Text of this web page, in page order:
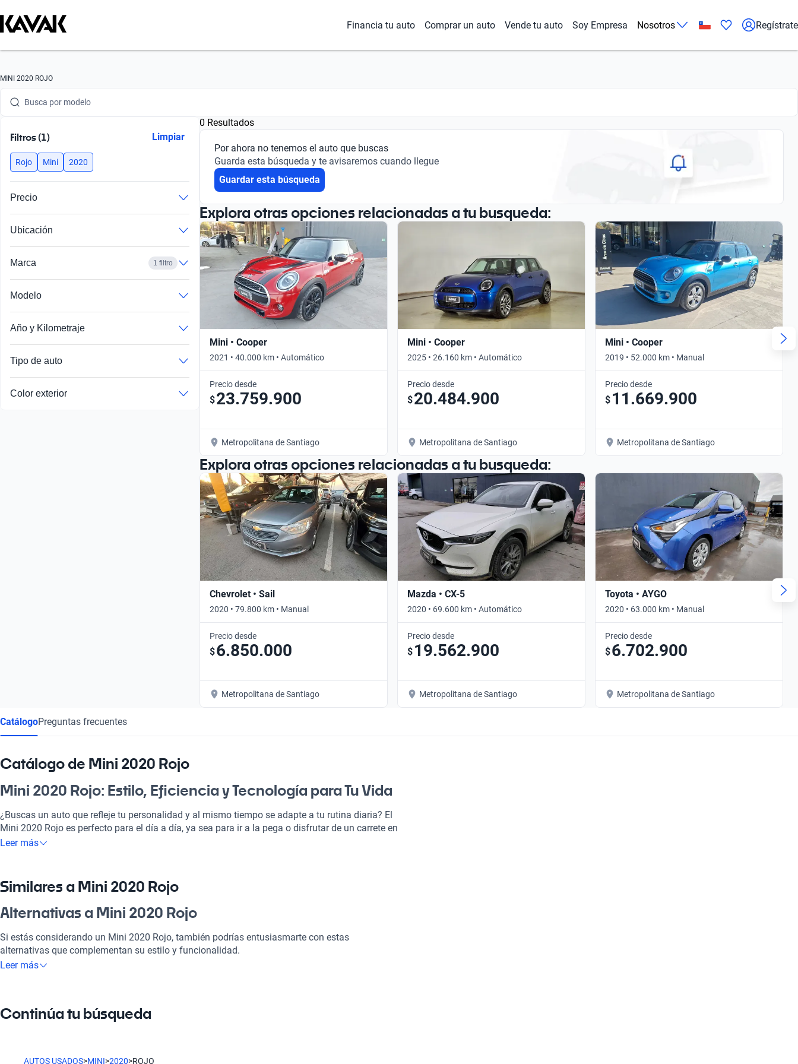
Financia tu auto Comprar un auto Vende tu auto Soy Empresa Nosotros Regístrate
MINI 2020 ROJO
Busca por marca
Busca por modelo
Busca por año
Busca por marca
Busca por versión
Busca por año
Filtros (1) Limpiar
Rojo Mini 2020
Precio
Ubicación
Marca 1 filtro
Modelo
Año y Kilometraje
Tipo de auto
Color exterior
0 Resultados
Por ahora no tenemos el auto que buscas
Guarda esta búsqueda y te avisaremos cuando llegue
Guardar esta búsqueda
Explora otras opciones relacionadas a tu busqueda:
Mini • Cooper
2021 • 40.000 km • Automático
Precio desde
$23.759.900
Metropolitana de Santiago
Mini • Cooper
2025 • 26.160 km • Automático
Precio desde
$20.484.900
Metropolitana de Santiago
Mini • Cooper
2019 • 52.000 km • Manual
Precio desde
$ 11.669.900
Metropolitana de Santiago
Explora otras opciones relacionadas a tu busqueda:
Chevrolet • Sail
2020 • 79.800 km • Manual
Precio desde
$6.850.000
Metropolitana de Santiago
Mazda • CX-5
2020 • 69.600 km • Automático
Precio desde
$ 19.562.900
Metropolitana de Santiago
Toyota • AYGO
2020 • 63.000 km • Manual
Precio desde
$6.702.900
Metropolitana de Santiago
CatálogoPreguntas frecuentes
Catálogo de Mini 2020 Rojo
Mini 2020 Rojo: Estilo, Eficiencia y Tecnología para Tu Vida
¿Buscas un auto que refleje tu personalidad y al mismo tiempo se adapte a tu rutina diaria? El
Mini 2020 Rojo es perfecto para el día a día, ya sea para ir a la pega o disfrutar de un carrete en
la playa. Con su motor eficiente y tecnología moderna, te va a encantar cómo se siente al
¿Por qué elegir Mini 2020 Rojo?
Tecnología al servicio de tu comodidad
Disfrutá de la mejor tecnología con Tecnología moderna, lo que hará que cada viaje sea
placentero y conectado.
estilo de vida.
Leer más
Similares a Mini 2020 Rojo
Alternativas a Mini 2020 Rojo
Si estás considerando un Mini 2020 Rojo, también podrías entusiasmarte con estas
alternativas que complementan su estilo y funcionalidad.
Mini Blanco
Leer más
Continúa tu búsqueda
AUTOS USADOS>MINI>2020>ROJO